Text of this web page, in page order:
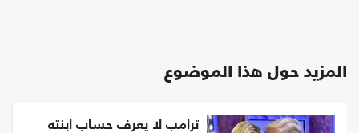
المزيد حول هذا الموضوع
ترامب لا يعرف حساب ابنته